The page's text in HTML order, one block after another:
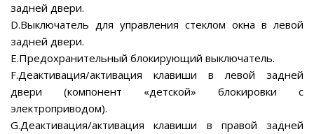
задней двери.
D.Выключатель для управления стеклом окна в левой
задней двери.
Е.Предохранительный блокирующий выключатель.
F.Деактивация/активация клавиши в левой задней
двери (компонент «детской» блокировки с
электроприводом).
G.Деактивация/активация клавиши в правой задней